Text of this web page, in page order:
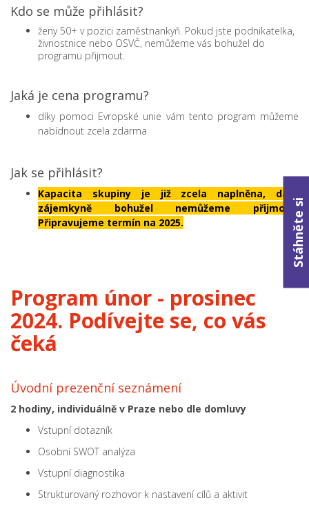
Kdo se může přihlásit?
ženy 50+ v pozici zaměstnankyň. Pokud jste podnikatelka,
živnostnice nebo OSVČ, nemůžeme vás bohužel do
programu přijmout.
Jaká je cena programu?
díky pomoci Evropské unie vám tento program můžeme
nabídnout zcela zdarma
Jak se přihlásit?
Kapacita skupiny je již zcela naplněna, další
zájemkyně bohužel nemůžeme přijmout.
Připravujeme termín na 2025.
Program únor - prosinec
2024. Podívejte se, co vás
čeká
Úvodní prezenční seznámení
2 hodiny, individuálně v Praze nebo dle domluvy
Vstupní dotazník
Osobní SWOT analýza
Vstupní diagnostika
Strukturovaný rozhovor k nastavení cílů a aktivit
Stáhněte si